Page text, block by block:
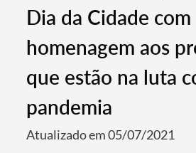
Dia da Cidade com
homenagem aos
que estão na luta
pandemia
Atualizado em 05/07/2021